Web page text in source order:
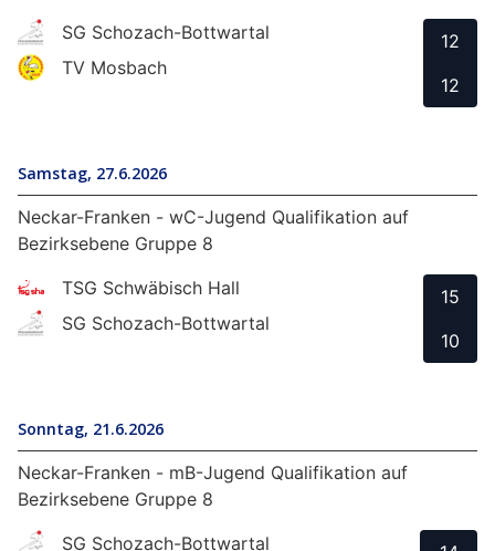
SG Schozach-Bottwartal
TV Mosbach
12
12
Samstag, 27.6.2026
Neckar-Franken - wC-Jugend Qualifikation auf
Bezirksebene Gruppe 8
TSG Schwäbisch Hall
SG Schozach-Bottwartal
15
10
Sonntag, 21.6.2026
Neckar-Franken - mB-Jugend Qualifikation auf
Bezirksebene Gruppe 8
SG Schozach-Bottwartal